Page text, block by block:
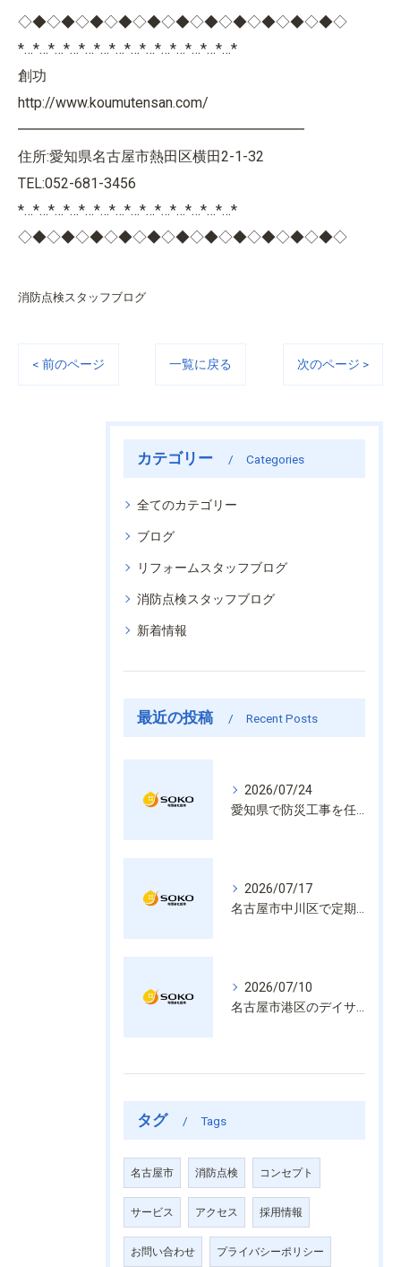
◇◆◇◆◇◆◇◆◇◆◇◆◇◆◇◆◇◆◇◆◇◆◇
*…*…*…*…*…*…*…*…*…*…*…*…*…*…*
創功
http://www.koumutensan.com/
━━━━━━━━━━━━━━━━━━━━
住所:愛知県名古屋市熱田区横田2-1-32
TEL:052-681-3456
*…*…*…*…*…*…*…*…*…*…*…*…*…*…*
◇◆◇◆◇◆◇◆◇◆◇◆◇◆◇◆◇◆◇◆◇◆◇
消防点検スタッフブログ
< 前のページ 一覧に戻る 次のページ >
カテゴリー Categories
全てのカテゴリー
ブログ
リフォームスタッフブログ
消防点検スタッフブログ
新着情報
最近の投稿 Recent Posts
2026/07/24
愛知県で防災工事を任せるなら経験と技術で安心を提供する老舗業者
2026/07/17
名古屋市中川区で定期的な消防設備点検や整備はいざという時の命を守る安心管理
2026/07/10
名古屋市港区のデイサービス消防設備点検は消火器具や誘導灯も丁寧に作業を進めます
タグ Tags
名古屋市 消防点検 コンセプト
サービス アクセス 採用情報
お問い合わせ プライバシーポリシー